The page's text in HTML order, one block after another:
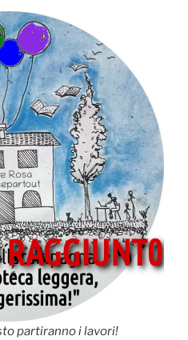
partiranno i lavori!